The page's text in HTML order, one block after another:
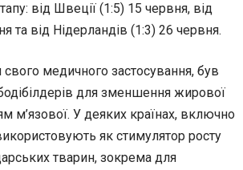
від Швеції (1:5) 15 червня, від
та від Нідерландів (1:3) 26 червня.
свого медичного застосування, був
для зменшення жирової
м’язової. У деяких країнах, включно
як стимулятор росту
тварин, зокрема для